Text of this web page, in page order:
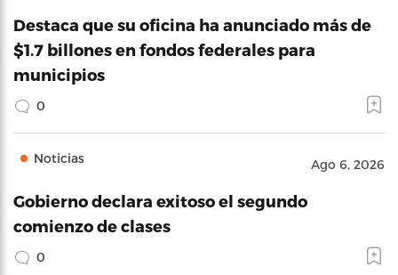
Destaca que su oficina ha anunciado más de
$1.7 billones en fondos federales para
municipios
0
Noticias Ago 6, 2026
Gobierno declara exitoso el segundo
comienzo de clases
0